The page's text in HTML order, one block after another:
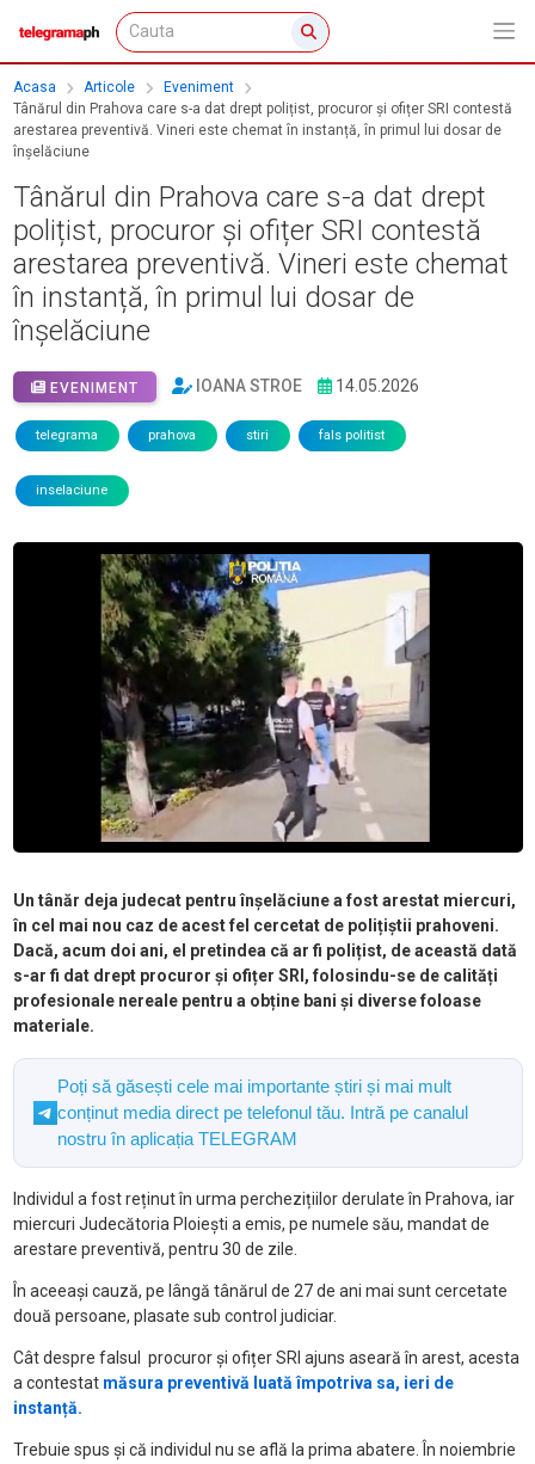
Acasa Articole
Eveniment
Tânărul din Prahova care s-a dat drept polițist, procuror și ofițer SRI contestă
arestarea preventivă. Vineri este chemat în instanță, în primul lui dosar de
înșelăciune
Tânărul din Prahova care s-a dat drept
polițist, procuror și ofițer SRI contestă
arestarea preventivă. Vineri este chemat
în instanță, în primul lui dosar de
înșelăciune
EVENIMENT IOANA STROE 14.05.2026
telegrama prahova stiri fals politist
inselaciune
Un tânăr deja judecat pentru înșelăciune a fost arestat miercuri,
în cel mai nou caz de acest fel cercetat de polițiștii prahoveni.
Dacă, acum doi ani, el pretindea că ar fi polițist, de această dată
s-ar fi dat drept procuror și ofițer SRI, folosindu-se de calități
profesionale nereale pentru a obține bani și diverse foloase
materiale.
Poți să găsești cele mai importante știri și mai mult
conținut media direct pe telefonul tău. Intră pe canalul
nostru în aplicația TELEGRAM
Individul a fost reținut în urma perchezițiilor derulate în Prahova, iar
miercuri Judecătoria Ploiești a emis, pe numele său, mandat de
arestare preventivă, pentru 30 de zile.
În aceeași cauză, pe lângă tânărul de 27 de ani mai sunt cercetate
două persoane, plasate sub control judiciar.
Cât despre falsul procuror și ofițer SRI ajuns aseară în arest, acesta
a contestat măsura preventivă luată împotriva sa, ieri de
instanță.
Trebuie spus și că individul nu se află la prima abatere. În noiembrie